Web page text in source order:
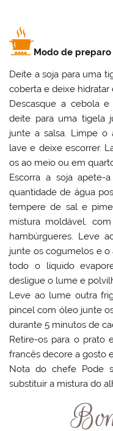
Modo de preparo
Deite a soja para uma
coberta e deixe hidratar
Descasque a cebola
deite para uma tigela
junte a salsa. Limpe
lave e deixe escorrer.
os ao meio ou em
Escorra a soja apete-
quantidade de água
tempere de sal e
mistura moldável,
hambúrgueres. Leve
junte os cogumelos e
todo o líquido
desligue o lume e
Leve ao lume outra
pincel com óleo junte
durante 5 minutos de
Retire-os para o prato
francês decore a gosto
Nota do chefe Pode
substituir a mistura do